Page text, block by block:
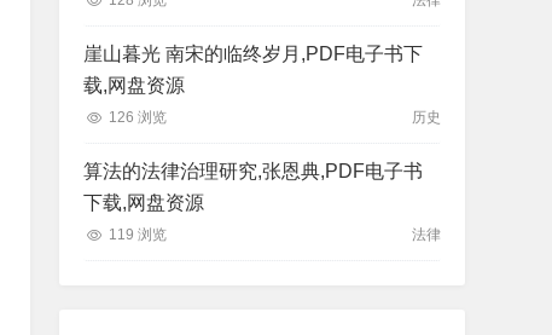
崖山暮光 南宋的临终岁月,PDF电子书下
载,网盘资源
126 浏览 历史
算法的法律治理研究,张恩典,PDF电子书
下载,网盘资源
119 浏览 法律